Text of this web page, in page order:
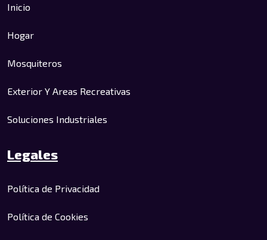
Inicio
Hogar
Mosquiteros
Exterior Y Areas Recreativas
Soluciones Industriales
Legales
Política de Privacidad
Política de Cookies